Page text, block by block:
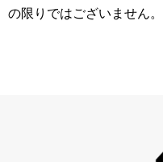
の限りではございません。